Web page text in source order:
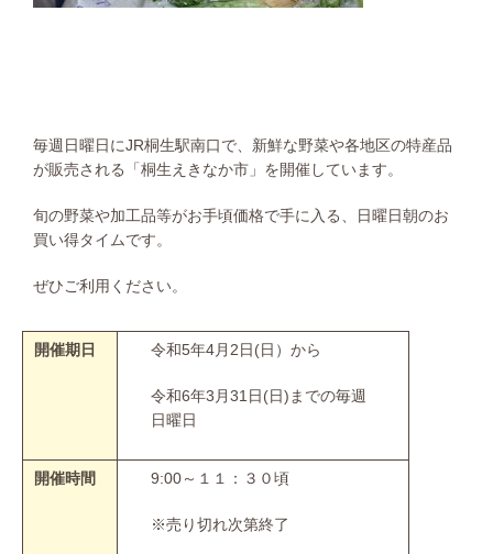
毎週日曜日にJR桐生駅南口で、新鮮な野菜や各地区の特産品
が販売される「桐生えきなか市」を開催しています。
旬の野菜や加工品等がお手頃価格で手に入る、日曜日朝のお
買い得タイムです。
ぜひご利用ください。
開催期日 令和5年4月2日(日）から
令和6年3月31日(日)までの毎週
日曜日
開催時間 9:00～１１：３０頃
※売り切れ次第終了